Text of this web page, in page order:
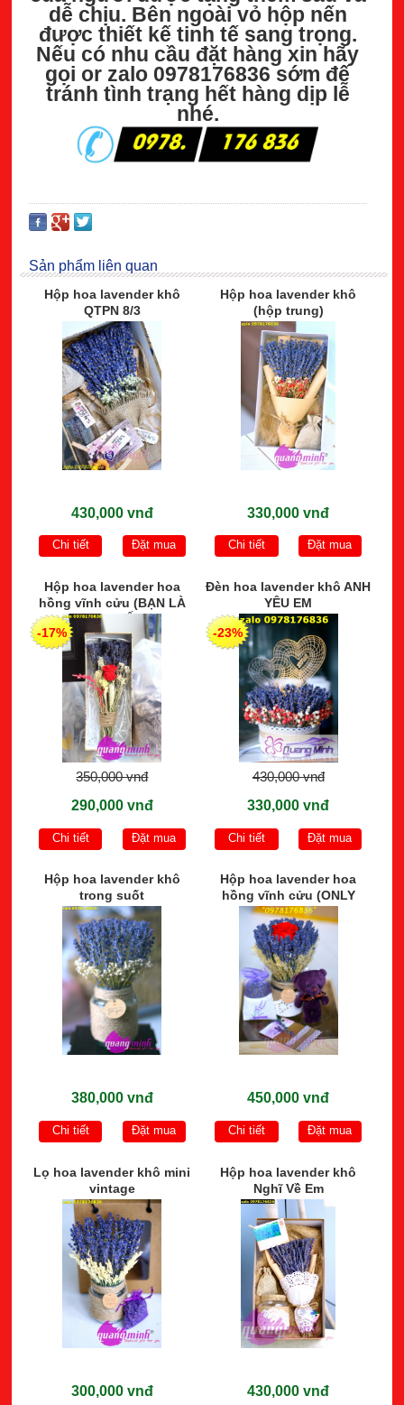
dễ chịu. Bên ngoài vỏ hộp nến
được thiết kế tinh tế sang trọng.
Nếu có nhu cầu đặt hàng xin hãy
gọi or zalo 0978176836 sớm đế
tránh tình trạng hết hàng dịp lễ
nhé.
Sản phẩm liên quan
Hộp hoa lavender khô
QTPN 8/3
430,000 vnđ
Chi tiết Đặt mua
Hộp hoa lavender khô
(hộp trung)
330,000 vnđ
Chi tiết Đặt mua
Hộp hoa lavender hoa
hồng vĩnh cửu (BẠN LÀ
DUY NHẤT)
-17%
350,000 vnđ
290,000 vnđ
Chi tiết Đặt mua
Đèn hoa lavender khô ANH
YÊU EM
-23%
430,000 vnđ
330,000 vnđ
Chi tiết Đặt mua
Hộp hoa lavender khô
trong suốt
380,000 vnđ
Chi tiết Đặt mua
Hộp hoa lavender hoa
hồng vĩnh cửu (ONLY
LOVE)
450,000 vnđ
Chi tiết Đặt mua
Lọ hoa lavender khô mini
vintage
300,000 vnđ
Hộp hoa lavender khô
Nghĩ Về Em
430,000 vnđ